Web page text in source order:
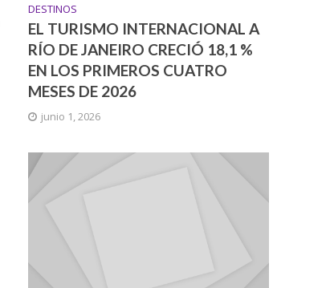
DESTINOS
EL TURISMO INTERNACIONAL A
RÍO DE JANEIRO CRECIÓ 18,1 %
EN LOS PRIMEROS CUATRO
MESES DE 2026
junio 1, 2026